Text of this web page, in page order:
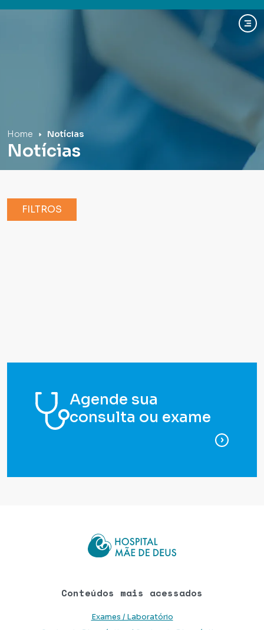
Home Notícias
Notícias
FILTROS
Agende sua
consulta ou exame
para
Conteúdos mais acessados
Exames / Laboratório